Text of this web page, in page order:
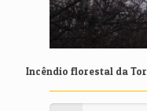
Incêndio florestal da